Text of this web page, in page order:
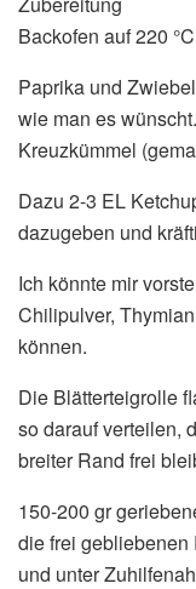
Backofen auf 220
Paprika und
wie man es
Kreuzkümmel
Dazu 2-3 EL
dazugeben und
Ich könnte mir
Chilipulver,
können.
Die Blätterteigrolle
so darauf verteilen,
breiter Rand frei
150-200 gr
die frei gebliebenen
und unter